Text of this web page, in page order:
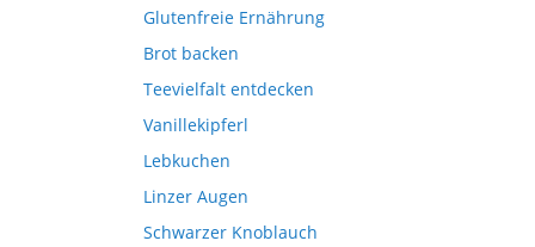
Glutenfreie Ernährung
Brot backen
Teevielfalt entdecken
Vanillekipferl
Lebkuchen
Linzer Augen
Schwarzer Knoblauch